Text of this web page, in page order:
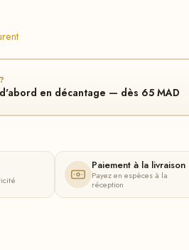
en décantage — dès 65 MAD
Paiement à la livraison
Payez en espèces à la
réception